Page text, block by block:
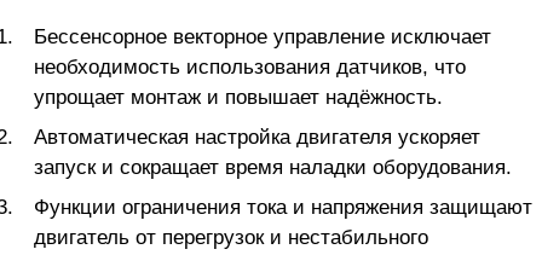
Бессенсорное векторное управление исключает
необходимость использования датчиков, что
упрощает монтаж и повышает надёжность.
Автоматическая настройка двигателя ускоряет
запуск и сокращает время наладки оборудования.
Функции ограничения тока и напряжения защищают
двигатель от перегрузок и нестабильного